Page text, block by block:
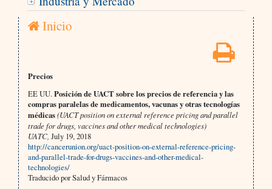
Inicio
Precios
EE UU.Posición de UACT sobre los precios de referencia y las
compras paralelas de medicamentos, vacunas y otras tecnologías
médicas(UACT position on external reference pricing and parallel
trade for drugs, vaccines and other medical technologies)
UATC, July 19, 2018
http://cancerunion.org/uact-position-on-external-reference-pricing-
and-parallel-trade-for-drugs-vaccines-and-other-medical-
technologies/
Traducido por Salud y Fármacos